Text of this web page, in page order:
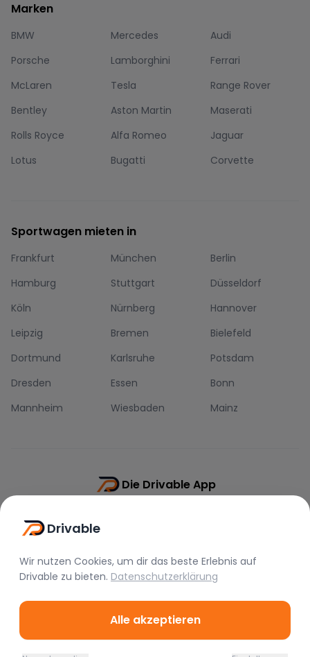
Marken
BMW Mercedes
Audi
Porsche
Lamborghini
Ferrari
McLaren
Tesla
Range Rover
Bentley
Aston Martin
Maserati
Rolls Royce
Alfa Romeo
Jaguar
Lotus
Bugatti Corvette
Sportwagen mieten in
Frankfurt München
Berlin
Hamburg
Stuttgart
Düsseldorf
Köln
Nürnberg
Hannover
Leipzig
Bremen
Bielefeld
Dortmund
Karlsruhe
Potsdam
Dresden
Essen
Bonn
Mannheim
Wiesbaden Mainz
Die Drivable App
©2026Drivable.Alle Rechte vorbehalten.
Drivable
Wir nutzen Cookies, um dir das beste Erlebnis auf
Drivable zu bieten. Datenschutzerklärung
Alle akzeptieren